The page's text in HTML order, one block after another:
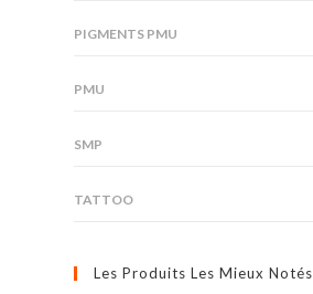
PIGMENTS PMU
PMU
SMP
TATTOO
Les Produits Les Mieux Notés